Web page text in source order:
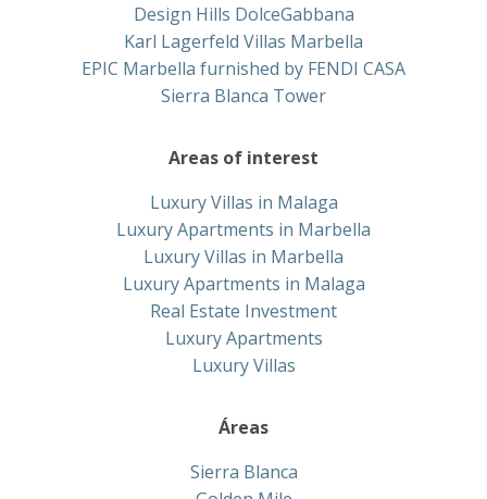
Design Hills DolceGabbana
Karl Lagerfeld Villas Marbella
EPIC Marbella furnished by FENDI CASA
Sierra Blanca Tower
Areas of interest
Luxury Villas in Malaga
Luxury Apartments in Marbella
Luxury Villas in Marbella
Luxury Apartments in Malaga
Real Estate Investment
Luxury Apartments
Luxury Villas
Áreas
Sierra Blanca